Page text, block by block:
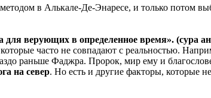
в Алькале-Де-Энаресе, и только потом
для верующих в определенное время». (сура
часто не совпадают с реальностью.
раньше Фаджра. Пророк, мир ему и
на север. Но есть и другие факторы, которые